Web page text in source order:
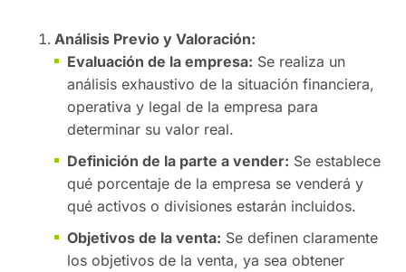
Análisis Previo y Valoración:
Evaluación de la empresa: Se realiza un
análisis exhaustivo de la situación financiera,
operativa y legal de la empresa para
determinar su valor real.
Definición de la parte a vender: Se establece
qué porcentaje de la empresa se venderá y
qué activos o divisiones estarán incluidos.
Objetivos de la venta: Se definen claramente
los objetivos de la venta, ya sea obtener